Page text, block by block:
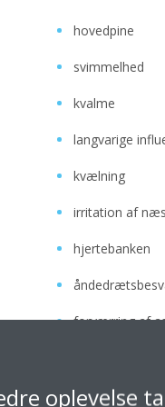
hovedpine
svimmelhed
kvalme
langvarige
kvælning
irritation af
hjertebanken
forværring af
Dette kan
forårsager mere
oplevelse